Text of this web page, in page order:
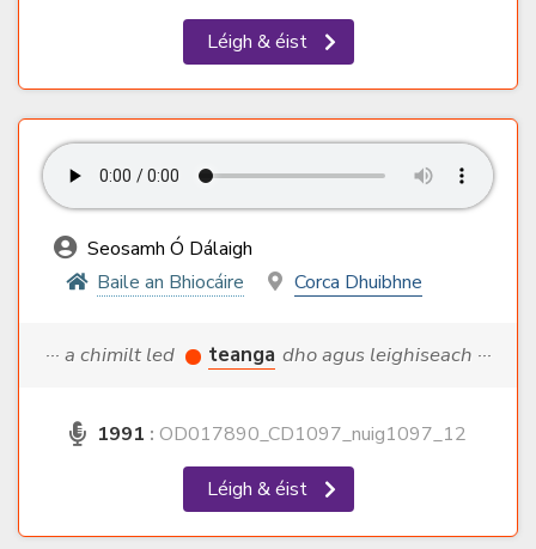
Léigh & éist
Seosamh Ó Dálaigh
Baile an Bhiocáire
Corca Dhuibhne
··· a chimilt led teanga dho agus leighiseach ···
1991 : OD017890_CD1097_nuig1097_12
Léigh & éist